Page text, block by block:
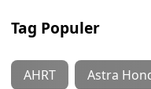
Tag Populer
AHRT Astra